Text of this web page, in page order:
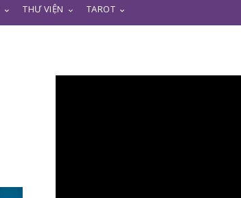
THƯ VIỆN TAROT